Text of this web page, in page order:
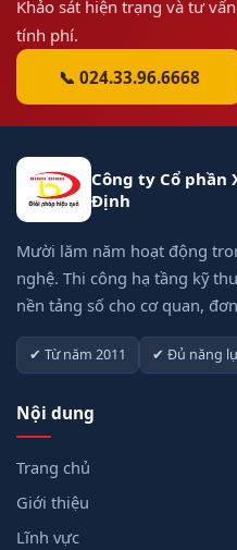
Khảo sát hiện trạng và tư
tính phí.
📞 024.33.96.6668
Công ty Cổ phần
Định
Mười lăm năm hoạt động
nghệ. Thi công hạ tầng kỹ
nền tảng số cho cơ quan,
✔ Từ năm 2011 ✔ Đủ năng
Nội dung
Trang chủ
Giới thiệu
Lĩnh vực